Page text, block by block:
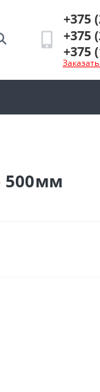
+375
+375
+375
500мм